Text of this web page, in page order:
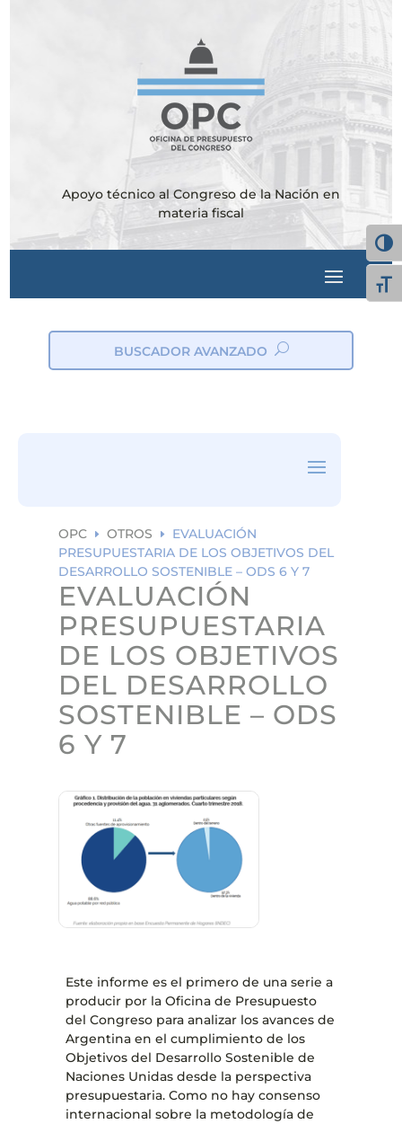
Apoyo técnico al Congreso de la Nación en
materia fiscal
BUSCADOR AVANZADO
OPC E OTROS E
EVALUACIÓN
PRESUPUESTARIA DE LOS OBJETIVOS DEL
DESARROLLO SOSTENIBLE – ODS 6 Y 7
EVALUACIÓN
PRESUPUESTARIA
DE LOS OBJETIVOS
DEL DESARROLLO
SOSTENIBLE – ODS
6 Y 7
Este informe es el primero de una serie a
producir por la Oficina de Presupuesto
del Congreso para analizar los avances de
Argentina en el cumplimiento de los
Objetivos del Desarrollo Sostenible de
Naciones Unidas desde la perspectiva
presupuestaria. Como no hay consenso
internacional sobre la metodología de